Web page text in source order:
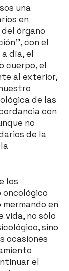
una
en
órgano
con el
día, el
cuerpo, el
al exterior,
de las
con
no
de la
los
en
vida, no sólo
sino
ocasiones
el